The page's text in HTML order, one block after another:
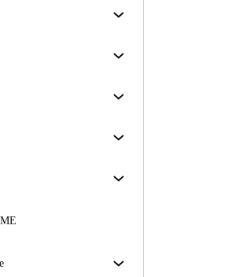
ce que vous
les services pour une
et une qualité haut de
l'accès aux normes de
soutien supplémentaire
propriétaire